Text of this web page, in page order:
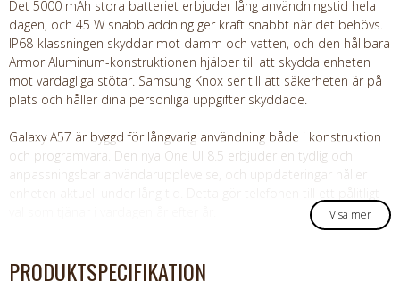
Det 5000 mAh stora batteriet erbjuder lång användningstid hela
dagen, och 45 W snabbladdning ger kraft snabbt när det behövs.
IP68-klassningen skyddar mot damm och vatten, och den hållbara
Armor Aluminum-konstruktionen hjälper till att skydda enheten
mot vardagliga stötar. Samsung Knox ser till att säkerheten är på
plats och håller dina personliga uppgifter skyddade.
Galaxy A57 är byggd för långvarig användning både i konstruktion
och programvara. Den nya One UI 8.5 erbjuder en tydlig och
anpassningsbar användarupplevelse, och uppdateringar håller
Visa mer
PRODUKTSPECIFIKATION